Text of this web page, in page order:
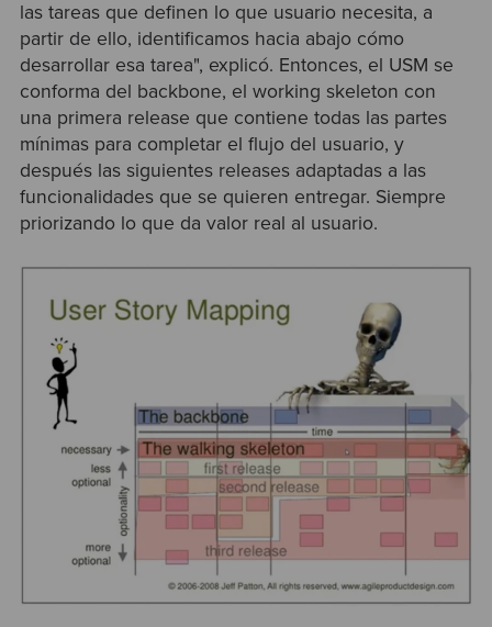
las tareas que definen lo que usuario necesita, a
partir de ello, identificamos hacia abajo cómo
desarrollar esa tarea", explicó. Entonces, el USM se
conforma del backbone, el working skeleton con
una primera release que contiene todas las partes
mínimas para completar el flujo del usuario, y
después las siguientes releases adaptadas a las
funcionalidades que se quieren entregar. Siempre
priorizando lo que da valor real al usuario.